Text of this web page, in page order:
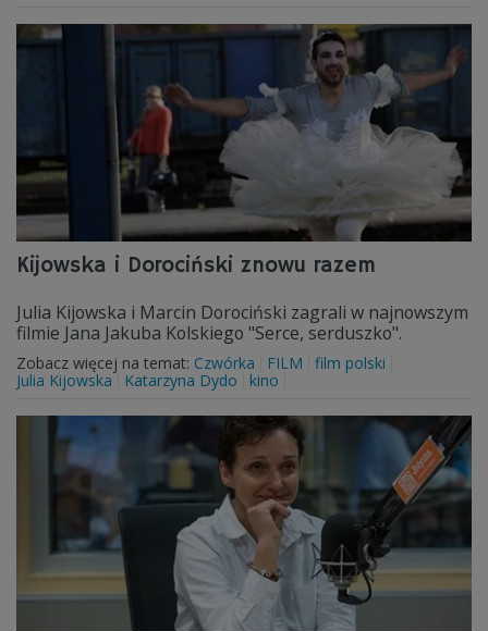
Kijowska i Dorociński znowu razem
Julia Kijowska i Marcin Dorociński zagrali w najnowszym
filmie Jana Jakuba Kolskiego "Serce, serduszko".
Zobacz więcej na temat: Czwórka FILM
film polski
Julia Kijowska
Katarzyna Dydo kino